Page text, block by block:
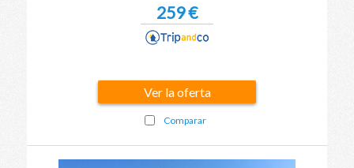
259 €
Ver la oferta
Comparar